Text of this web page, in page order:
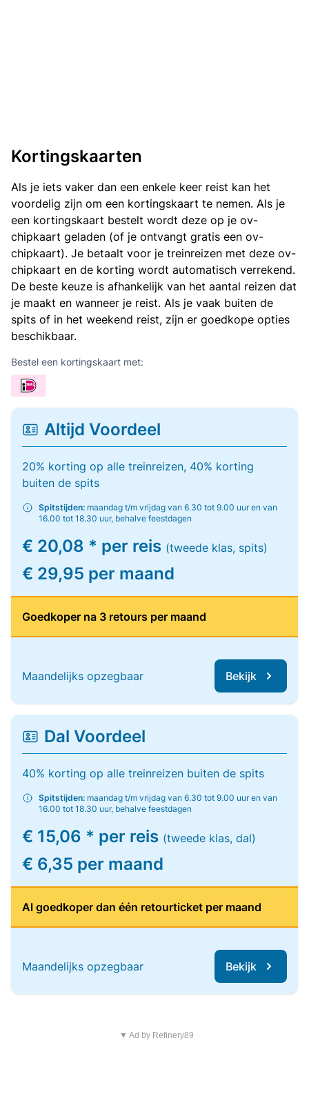
Kortingskaarten
Als je iets vaker dan een enkele keer reist kan het
voordelig zijn om een kortingskaart te nemen. Als je
een kortingskaart bestelt wordt deze op je ov-
chipkaart geladen (of je ontvangt gratis een ov-
chipkaart). Je betaalt voor je treinreizen met deze ov-
chipkaart en de korting wordt automatisch verrekend.
De beste keuze is afhankelijk van het aantal reizen dat
je maakt en wanneer je reist. Als je vaak buiten de
spits of in het weekend reist, zijn er goedkope opties
beschikbaar.
Bestel een kortingskaart met:
Altijd Voordeel
20% korting op alle treinreizen, 40% korting
buiten de spits
Spitstijden: maandag t/m vrijdag van 6.30 tot 9.00 uur en van
16.00 tot 18.30 uur, behalve feestdagen
€ 20,08 * per reis (tweede klas, spits)
€ 29,95 per maand
Goedkoper na 3 retours per maand
Maandelijks opzegbaar Bekijk
Dal Voordeel
40% korting op alle treinreizen buiten de spits
Spitstijden: maandag t/m vrijdag van 6.30 tot 9.00 uur en van
16.00 tot 18.30 uur, behalve feestdagen
€ 15,06 * per reis (tweede klas, dal)
€ 6,35 per maand
Al goedkoper dan één retourticket per maand
Maandelijks opzegbaar Bekijk
▼ Ad by Refinery89